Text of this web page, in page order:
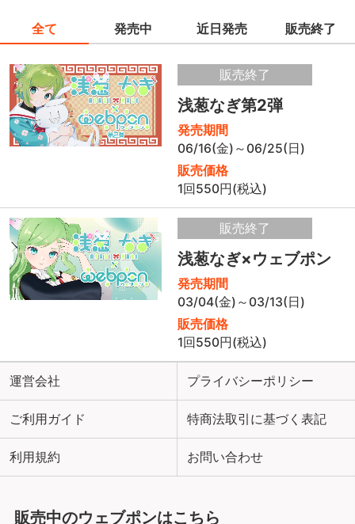
全て 発売中 近日発売 販売終了
販売終了
浅葱なぎ第2弾
発売期間
06/16(金)～06/25(日)
販売価格
1回550円(税込)
販売終了
浅葱なぎ×ウェブポン
発売期間
03/04(金)～03/13(日)
販売価格
1回550円(税込)
運営会社 プライバシーポリシー
ご利用ガイド 特商法取引に基づく表記
利用規約 お問い合わせ
販売中のウェブポンはこちら